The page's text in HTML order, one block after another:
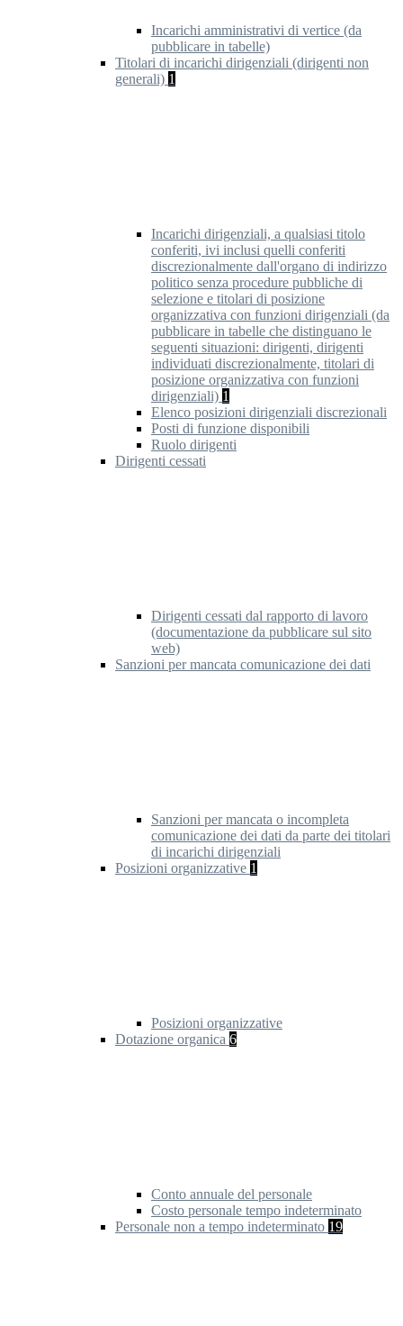
Incarichi amministrativi di vertice (da
pubblicare in tabelle)
Titolari di incarichi dirigenziali (dirigenti non
generali) 1
Incarichi dirigenziali, a qualsiasi titolo
conferiti, ivi inclusi quelli conferiti
discrezionalmente dall'organo di indirizzo
politico senza procedure pubbliche di
selezione e titolari di posizione
organizzativa con funzioni dirigenziali (da
pubblicare in tabelle che distinguano le
seguenti situazioni: dirigenti, dirigenti
individuati discrezionalmente, titolari di
posizione organizzativa con funzioni
dirigenziali) 1
Elenco posizioni dirigenziali discrezionali
Posti di funzione disponibili
Ruolo dirigenti
Dirigenti cessati
Dirigenti cessati dal rapporto di lavoro
(documentazione da pubblicare sul sito
web)
Sanzioni per mancata comunicazione dei dati
Sanzioni per mancata o incompleta
comunicazione dei dati da parte dei titolari
di incarichi dirigenziali
Posizioni organizzative 1
Posizioni organizzative
Dotazione organica 6
Conto annuale del personale
Costo personale tempo indeterminato
Personale non a tempo indeterminato 19